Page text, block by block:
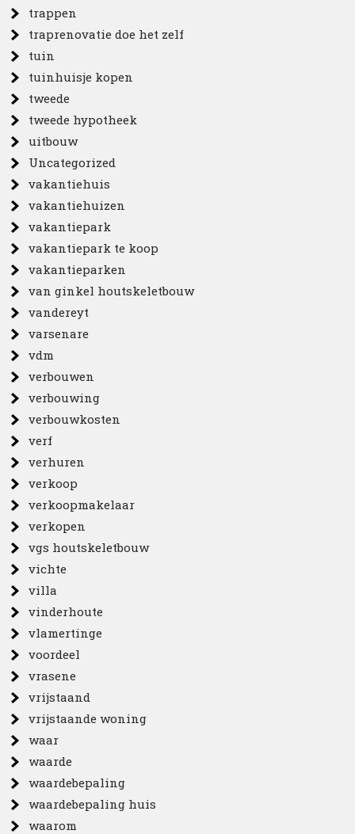
trappen
traprenovatie doe het zelf
tuin
tuinhuisje kopen
tweede
tweede hypotheek
uitbouw
Uncategorized
vakantiehuis
vakantiehuizen
vakantiepark
vakantiepark te koop
vakantieparken
van ginkel houtskeletbouw
vandereyt
varsenare
vdm
verbouwen
verbouwing
verbouwkosten
verf
verhuren
verkoop
verkoopmakelaar
verkopen
vgs houtskeletbouw
vichte
villa
vinderhoute
vlamertinge
voordeel
vrasene
vrijstaand
vrijstaande woning
waar
waarde
waardebepaling
waardebepaling huis
waarom